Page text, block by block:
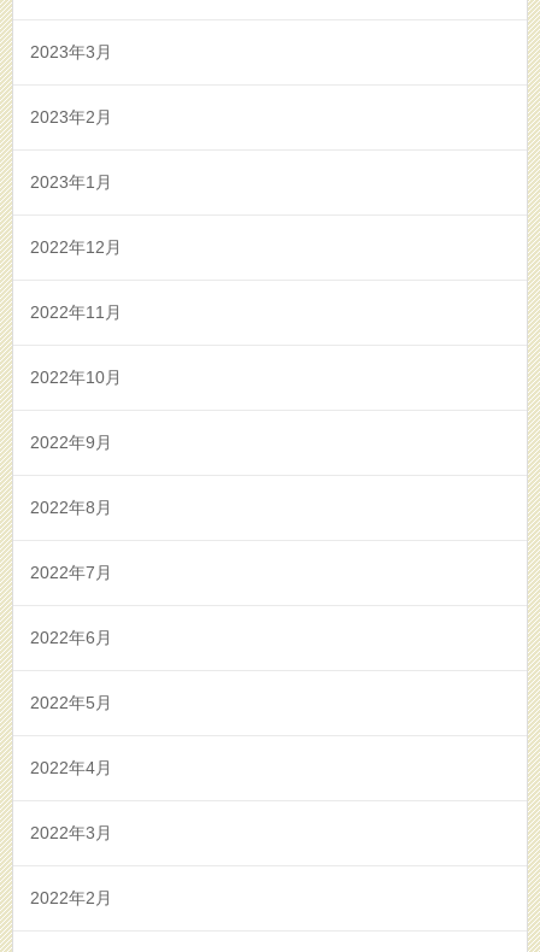
2023年3月
2023年2月
2023年1月
2022年12月
2022年11月
2022年10月
2022年9月
2022年8月
2022年7月
2022年6月
2022年5月
2022年4月
2022年3月
2022年2月